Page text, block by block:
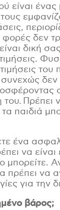
είναι
φορές δεν
δική
του
δεν
Πρέπει
παιδιά
ένα
να είναι
πρέπει να
για την
βάρος;